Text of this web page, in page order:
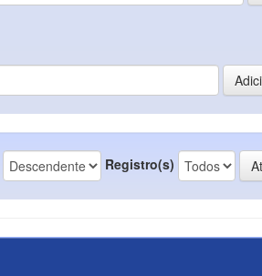
Registro(s)